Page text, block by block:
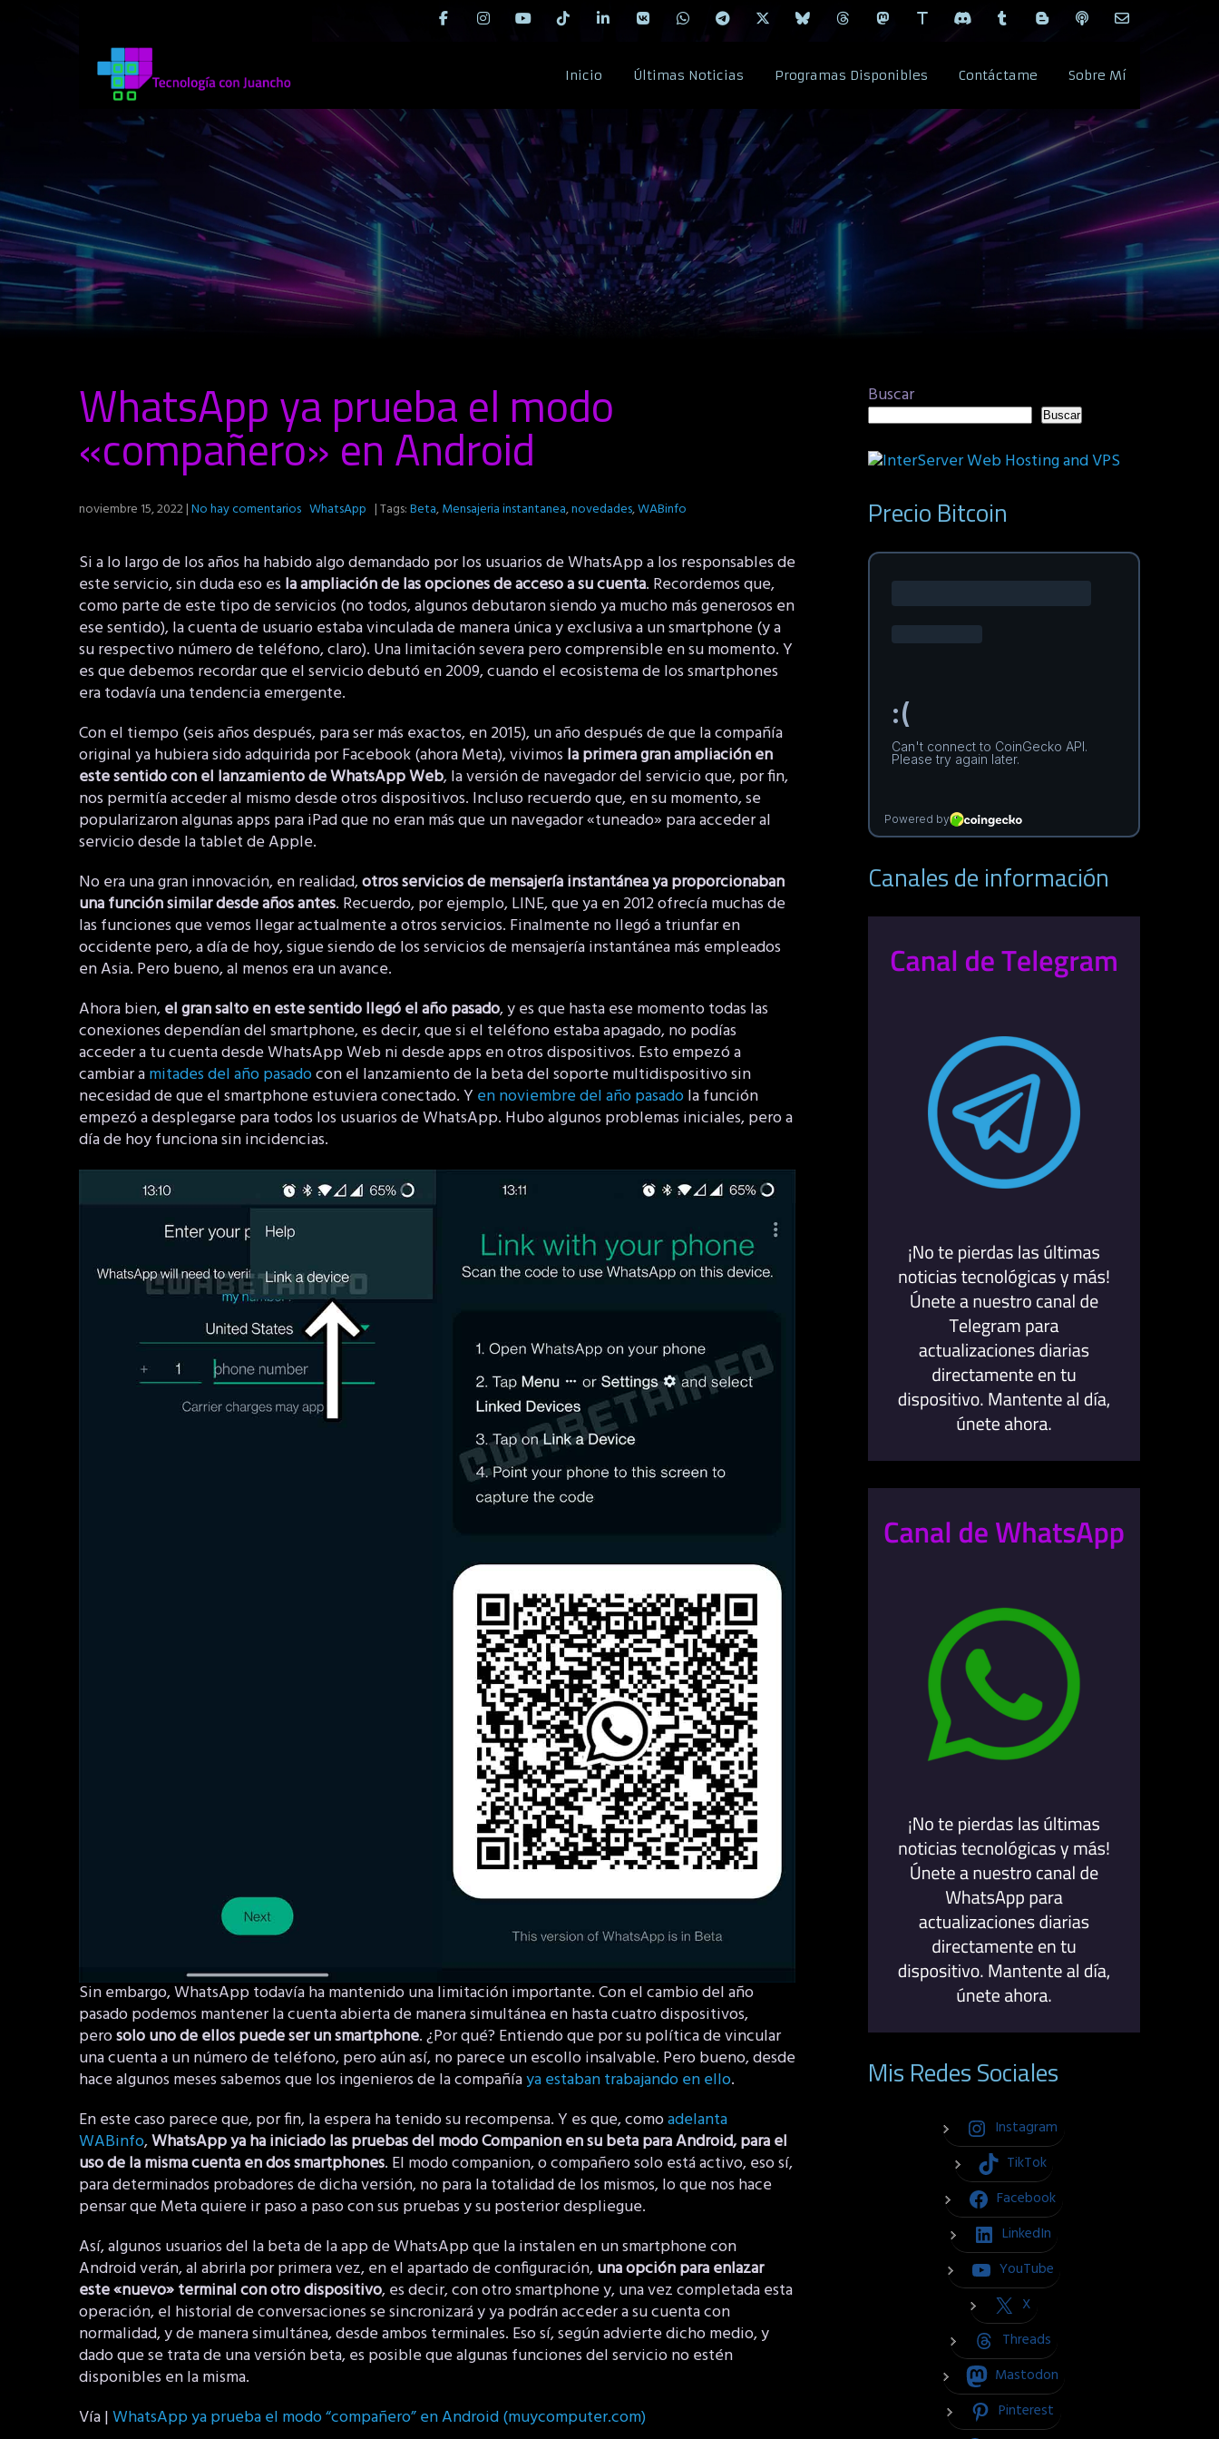
Inicio Últimas Noticias Programas Disponibles Contáctame Sobre Mí
WhatsApp ya prueba el modo
«compañero» en Android
noviembre 15, 2022|No hay comentarios WhatsApp | Tags:Beta,Mensajeria instantanea,novedades,WABinfo
Si a lo largo de los años ha habido algo demandado por los usuarios de WhatsApp a los responsables de
este servicio, sin duda eso es la ampliación de las opciones de acceso a su cuenta. Recordemos que,
como parte de este tipo de servicios (no todos, algunos debutaron siendo ya mucho más generosos en
ese sentido), la cuenta de usuario estaba vinculada de manera única y exclusiva a un smartphone (y a
su respectivo número de teléfono, claro). Una limitación severa pero comprensible en su momento. Y
es que debemos recordar que el servicio debutó en 2009, cuando el ecosistema de los smartphones
era todavía una tendencia emergente.
Con el tiempo (seis años después, para ser más exactos, en 2015), un año después de que la compañía
original ya hubiera sido adquirida por Facebook (ahora Meta), vivimos la primera gran ampliación en
este sentido con el lanzamiento de WhatsApp Web, la versión de navegador del servicio que, por fin,
nos permitía acceder al mismo desde otros dispositivos. Incluso recuerdo que, en su momento, se
popularizaron algunas apps para iPad que no eran más que un navegador «tuneado» para acceder al
servicio desde la tablet de Apple.
No era una gran innovación, en realidad,otros servicios de mensajería instantánea ya proporcionaban
una función similar desde años antes. Recuerdo, por ejemplo, LINE, que ya en 2012 ofrecía muchas de
las funciones que vemos llegar actualmente a otros servicios. Finalmente no llegó a triunfar en
occidente pero, a día de hoy, sigue siendo de los servicios de mensajería instantánea más empleados
en Asia. Pero bueno, al menos era un avance.
Ahora bien,el gran salto en este sentido llegó el año pasado, y es que hasta ese momento todas las
conexiones dependían del smartphone, es decir, que si el teléfono estaba apagado, no podías
acceder a tu cuenta desde WhatsApp Web ni desde apps en otros dispositivos. Esto empezó a
cambiar amitades del año pasadocon el lanzamiento de la beta del soporte multidispositivo sin
necesidad de que el smartphone estuviera conectado. Y en noviembre del año pasadola función
empezó a desplegarse para todos los usuarios de WhatsApp. Hubo algunos problemas iniciales, pero a
día de hoy funciona sin incidencias.
Sin embargo, WhatsApp todavía ha mantenido una limitación importante. Con el cambio del año
pasado podemos mantener la cuenta abierta de manera simultánea en hasta cuatro dispositivos,
perosolo uno de ellos puede ser un smartphone. ¿Por qué? Entiendo que por su política de vincular
una cuenta a un número de teléfono, pero aún así, no parece un escollo insalvable. Pero bueno, desde
hace algunos meses sabemos que los ingenieros de la compañíaya estaban trabajando en ello.
En este caso parece que, por fin, la espera ha tenido su recompensa. Y es que, comoadelanta
WABinfo,WhatsApp ya ha iniciado las pruebas del modo Companion en su beta para Android, para el
uso de la misma cuenta en dos smartphones. El modo companion, o compañero solo está activo, eso sí,
para determinados probadores de dicha versión, no para la totalidad de los mismos, lo que nos hace
pensar que Meta quiere ir paso a paso con sus pruebas y su posterior despliegue.
Así, algunos usuarios del la beta de la app de WhatsApp que la instalen en un smartphone con
Android verán, al abrirla por primera vez, en el apartado de configuración,una opción para enlazar
este «nuevo» terminal con otro dispositivo, es decir, con otro smartphone y, una vez completada esta
operación, el historial de conversaciones se sincronizará y ya podrán acceder a su cuenta con
normalidad, y de manera simultánea, desde ambos terminales. Eso sí, según advierte dicho medio, y
dado que se trata de una versión beta, es posible que algunas funciones del servicio no estén
disponibles en la misma.
Vía |WhatsApp ya prueba el modo “compañero” en Android (muycomputer.com)
Buscar
Buscar
Precio Bitcoin
Canales de información
Mis Redes Sociales
Instagram
TikTok
Facebook
LinkedIn
YouTube
X
Threads
Mastodon
Pinterest